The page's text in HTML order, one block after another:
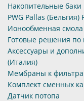
Накопительные баки
PWG Pallas (Бельгия)
Ионообменная смола
Готовые решения по
Аксессуары и
(Италия)
Мембраны к
Комплект сменных
Датчик потопа